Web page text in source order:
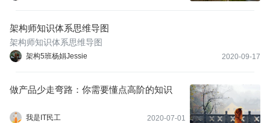
架构师知识体系思维导图
架构5班杨娟Jessie 2020-09-17
架构师知识体系思维导图
做产品少走弯路：你需要懂点高阶的知识
我是IT民工 2020-07-01